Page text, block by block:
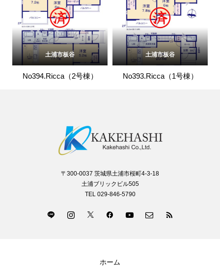
土浦市板谷
No394.Ricca（2号棟）
土浦市板谷
No393.Ricca（1号棟）
〒300-0037 茨城県土浦市桜町4-3-18
土浦ブリックビル505
TEL 029-846-5790
ホーム